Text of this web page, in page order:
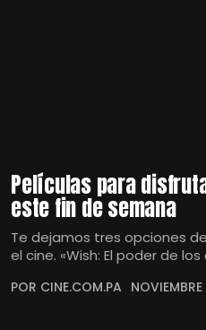
Películas para
este fin de semana
Te dejamos tres opciones
el cine. «Wish: El poder de
POR CINE.COM.PA